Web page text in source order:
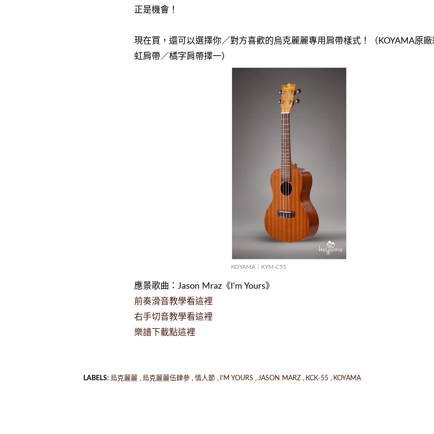
正是機會！
現在買，還可以選擇你／對方喜歡的烏克麗麗專用肩帶樣式！（KOYAMA原廠
虹肩帶／橘字肩帶擇一）
KOYAMA：KYM-C55
應景歌曲：Jason Mraz《I'm Yours》
前奏滑音教學看這裡
右手切音教學看這裡
樂譜下載點這裡
LABELS: 烏克麗麗 烏克麗麗伍肆參 情人節 I'M YOURS JASON MARZ KCK-55 KOYAMA